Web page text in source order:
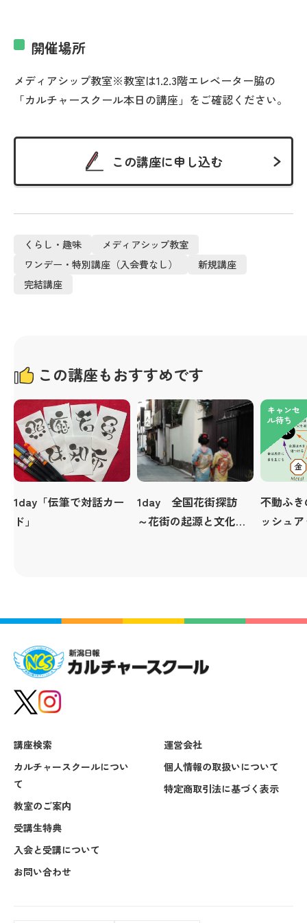
開催場所
メディアシップ教室※教室は1.2.3階エレベーター脇の
「カルチャースクール本日の講座」をご確認ください。
この講座に申し込む
くらし・趣味
メディアシップ教室
ワンデー・特別講座（入会費なし）
新規講座
完結講座
この講座もおすすめです
1day「伝筆で対話カー
ド」
1day 全国花街探訪
～花街の起源と文化財
キャンセ
ル待ち
不動ふ
ッシュ
講座検索
カルチャースクールについ
て
教室のご案内
受講生特典
入会と受講について
お問い合わせ
運営会社
個人情報の取扱いについて
特定商取引法に基づく表示